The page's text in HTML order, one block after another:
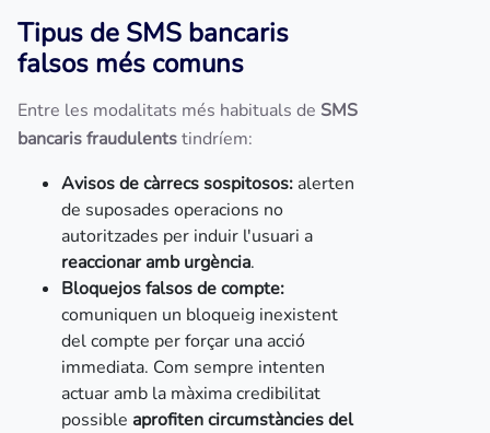
Tipus de SMS bancaris
falsos més comuns
Entre les modalitats més habituals de SMS
bancaris fraudulentstindríem:
Avisos de càrrecs sospitosos: alerten
de suposades operacions no
autoritzades per induir l'usuari a
reaccionar amb urgència.
Bloquejos falsos de compte:
comuniquen un bloqueig inexistent
del compte per forçar una acció
immediata. Com sempre intenten
actuar amb la màxima credibilitat
possible aprofiten circumstàncies del